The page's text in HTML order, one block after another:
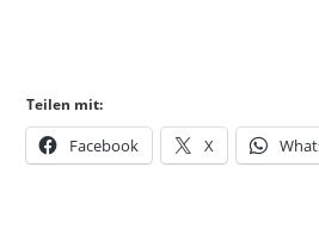
Teilen mit:
Facebook X